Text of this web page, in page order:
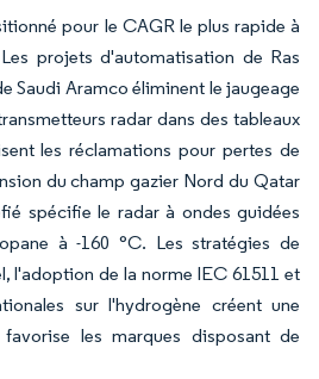
pour le CAGR le plus rapide à
projets d'automatisation de Ras
Saudi Aramco éliminent le jaugeage
radar dans des tableaux
les réclamations pour pertes de
du champ gazier Nord du Qatar
spécifie le radar à ondes guidées
à -160 °C. Les stratégies de
l'adoption de la norme IEC 61511 et
sur l'hydrogène créent une
les marques disposant de